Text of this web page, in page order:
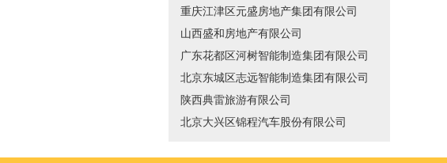
重庆江津区元盛房地产集团有限公司
山西盛和房地产有限公司
广东花都区河树智能制造集团有限公司
北京东城区志远智能制造集团有限公司
陕西典雷旅游有限公司
北京大兴区锦程汽车股份有限公司